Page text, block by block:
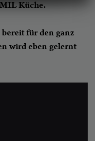
Küche.
bereit für den ganz
wird eben gelernt